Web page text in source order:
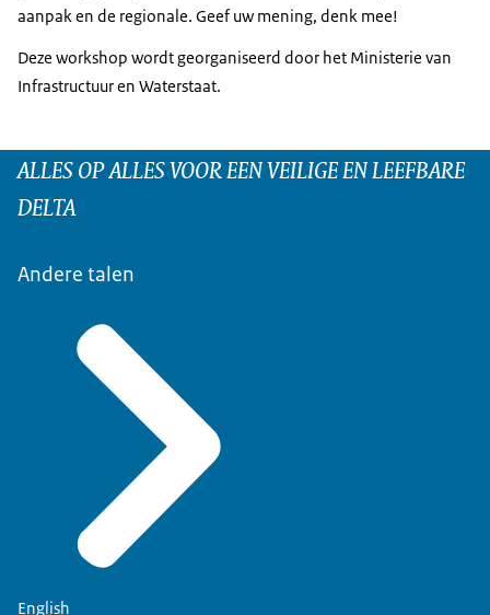
aanpak en de regionale. Geef uw mening, denk mee!
Deze workshop wordt georganiseerd door het Ministerie van
Infrastructuur en Waterstaat.
ALLES OP ALLES VOOR EEN VEILIGE EN LEEFBARE
DELTA
Andere talen
English